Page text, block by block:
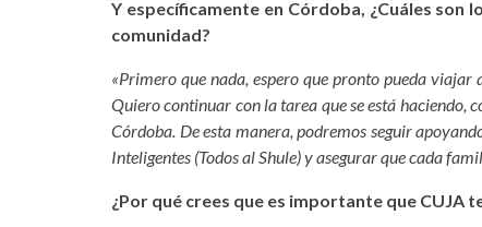
Y específicamente en Córdoba, ¿Cuáles
comunidad?
«Primero que nada, espero que pronto pueda
Quiero continuar con la tarea que se está haciendo,
Córdoba. De esta manera, podremos seguir
Inteligentes (Todos al Shule) y asegurar que cada
¿Por qué crees que es importante que CUJA